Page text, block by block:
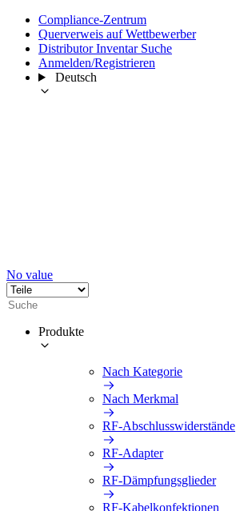
Compliance-Zentrum
Querverweis auf Wettbewerber
Distributor Inventar Suche
Anmelden/Registrieren
Deutsch
No value
Produkte
Nach Kategorie
Nach Merkmal
RF-Abschlusswiderstände
RF-Adapter
RF-Dämpfungsglieder
RF-Kabelkonfektionen